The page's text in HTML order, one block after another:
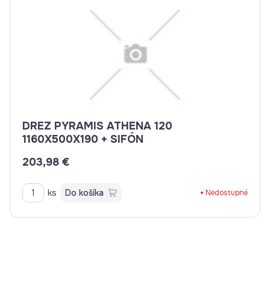
DREZ PYRAMIS ATHENA 120
1160X500X190 + SIFÓN
203,98 €
ks Do košíka Nedostupné